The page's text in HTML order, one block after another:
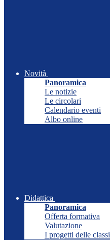
Novità
Panoramica
Le notizie
Le circolari
Calendario eventi
Albo online
Didattica
Panoramica
Offerta formativa
Valutazione
I progetti delle classi